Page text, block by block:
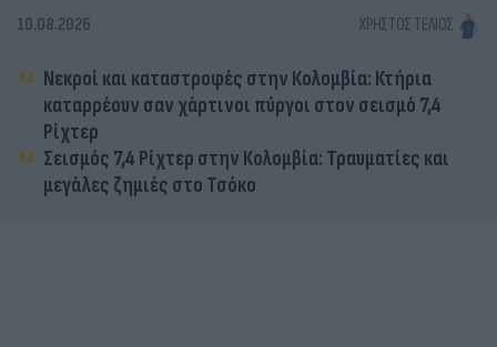
10.08.2026 ΧΡΉΣΤΟΣ ΤΈΛΙΟΣ
Νεκροί και καταστροφές στην Κολομβία: Κτήρια
καταρρέουν σαν χάρτινοι πύργοι στον σεισμό 7,4
Ρίχτερ
Σεισμός 7,4 Ρίχτερ στην Κολομβία: Τραυματίες και
μεγάλες ζημιές στο Τσόκο